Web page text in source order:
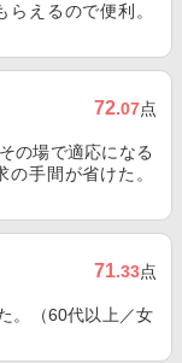
えるので便利。
72.07点
の場で適応になる
手間が省けた。
71.33点
。（60代以上／女